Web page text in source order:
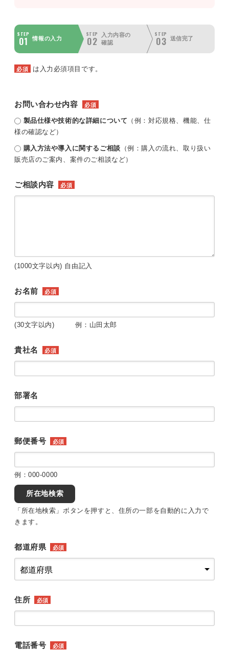
STEP
01 情報の入力
STEP
02
入力内容の
確認
STEP
03 送信完了
必須 は入力必須項目です。
お問い合わせ内容 必須
製品仕様や技術的な詳細について （例：対応規格、機能、仕
様の確認など）
購入方法や導入に関するご相談 （例：購入の流れ、取り扱い
販売店のご案内、案件のご相談など）
ご相談内容 必須
(1000文字以内) 自由記入
お名前 必須
(30文字以内) 例：山田太郎
貴社名 必須
部署名
郵便番号 必須
例：000-0000
所在地検索
「所在地検索」ボタンを押すと、住所の一部を自動的に入力で
きます。
都道府県 必須
住所 必須
電話番号 必須